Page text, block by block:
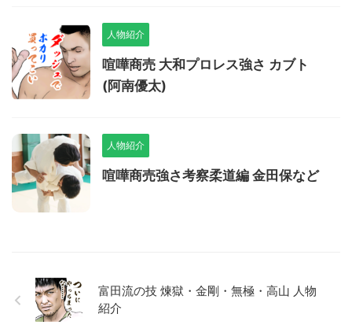
人物紹介
喧嘩商売 大和プロレス強さ カブト
(阿南優太)
人物紹介
喧嘩商売強さ考察柔道編 金田保など
富田流の技 煉獄・金剛・無極・高山 人物
紹介